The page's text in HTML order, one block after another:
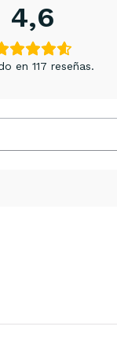
4,6
en 117 reseñas.